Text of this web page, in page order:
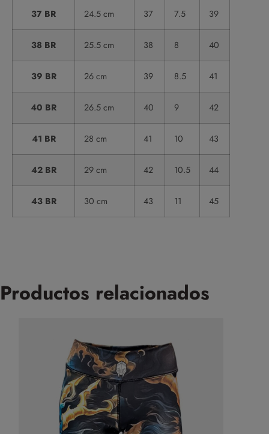
37 BR 24.5 cm 37 7.5 39
38 BR 25.5 cm 38 8 40
39 BR 26 cm 39 8.5 41
40 BR 26.5 cm 40 9 42
41 BR 28 cm 41 10 43
42 BR 29 cm 42 10.5 44
43 BR 30 cm 43 11 45
Productos relacionados